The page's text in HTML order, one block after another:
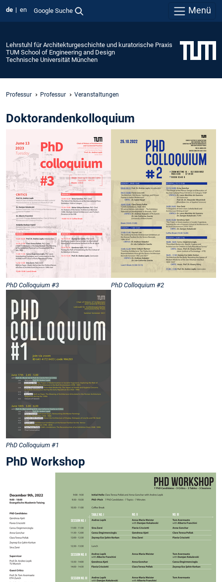
de en Google Suche Menü
Lehrstuhl für Architekturgeschichte und kuratorische Praxis
TUM School of Engineering and Design
Technische Universität München
Professur Professur Veranstaltungen
Doktorandenkolloquium
PhD Colloquium #3 PhD Colloquium #2
PhD Colloquium #1
PhD Workshop